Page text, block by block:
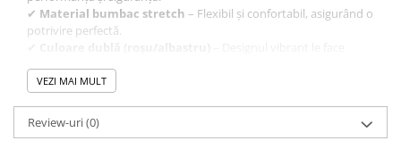
✔ Material bumbac stretch – Flexibil și confortabil, asigurând o
potrivire perfectă.
✔Protecție excelentă
glezne, esențială în competiții.
🏆
Un accesoriu perfect pentru orice luptător care vrea să
combine protecția cu un design distinctiv în competiții!
VEZI MAI MULT
Review-uri(0)